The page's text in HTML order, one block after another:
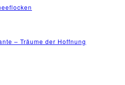
– Träume der Hoffnung